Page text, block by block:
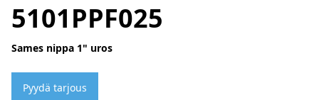
5101PPF025
Sames nippa 1" uros
Pyydä tarjous